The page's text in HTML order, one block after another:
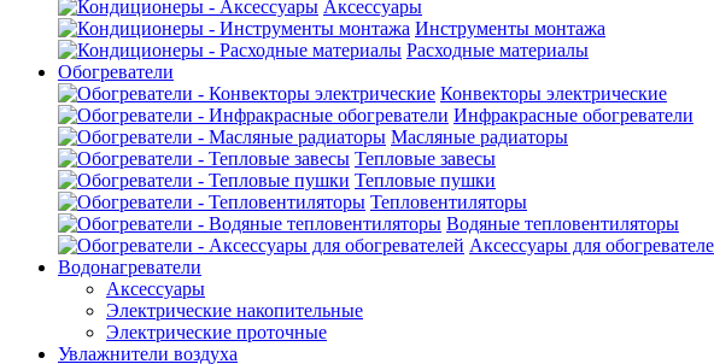
Аксессуары
Инструменты монтажа
Расходные материалы
Обогреватели
Конвекторы электрические
Инфракрасные обогреватели
Масляные радиаторы
Тепловые завесы
Тепловые пушки
Тепловентиляторы
Водяные тепловентиляторы
Аксессуары для
Водонагреватели
Аксессуары
Электрические накопительные
Электрические проточные
Увлажнители воздуха